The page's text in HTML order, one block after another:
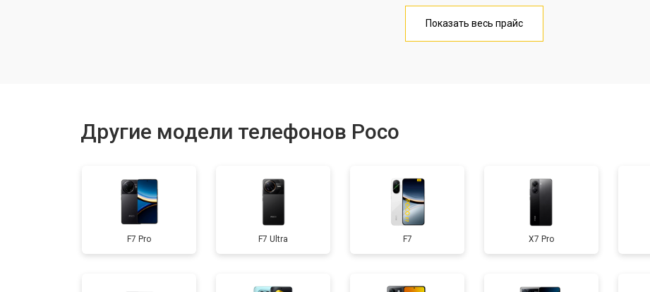
от 40 мин
Замена задней крышки от 30 мин
Замена дисплея (экрана) от 30 мин
Показать весь прайс
Другие модели телефонов Poco
F7 Pro F7 Ultra F7 X7 Pro